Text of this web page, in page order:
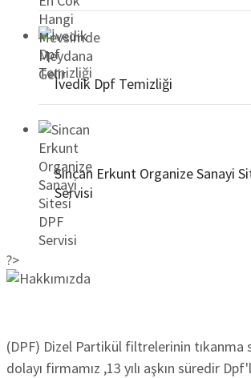
İvedik Dpf Temizliği
Sincan Erkunt Organize Sanayi
Servisi
?>
(DPF) Dizel Partikül filtrelerinin tıkanma
dolayı firmamız ,13 yılı aşkın süredir